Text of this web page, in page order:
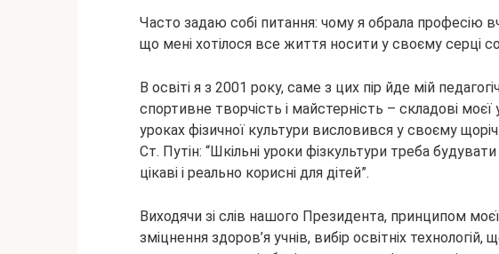
Часто задаю собі питання: чому я обрала професію
що мені хотілося все життя носити у своєму серці
В освіті я з 2001 року, саме з цих пір йде мій
спортивне творчість і майстерність – складові
уроках фізичної культури висловився у своєму
Ст. Путін: “Шкільні уроки фізкультури треба
цікаві і реально корисні для дітей”.
Виходячи зі слів нашого Президента, принципом
зміцнення здоров’я учнів, вибір освітніх